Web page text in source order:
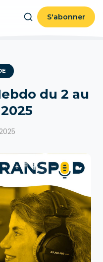
S'abonner
du 2 au